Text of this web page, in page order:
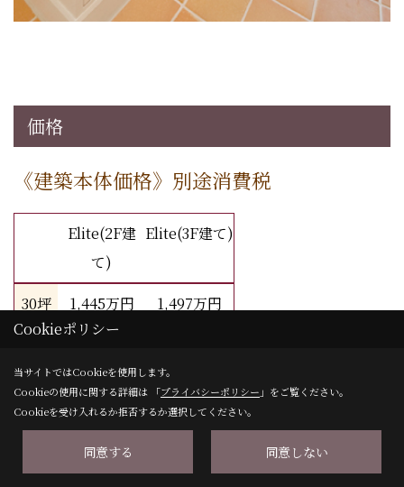
価格
《建築本体価格》別途消費税
Elite(2F建
て)
Elite(3F建て)
30坪 1,445万円
1,497万円
40坪
1,743万円 1,755万円
Elite（エリート）の写真集はこちら
Cookieポリシー
当サイトではCookieを使用します。
Cookieの使用に関する詳細は 「プライバシーポリシー 」をご覧ください。
Cookieを受け入れるか拒否するか選択してください。
同意する 同意しない